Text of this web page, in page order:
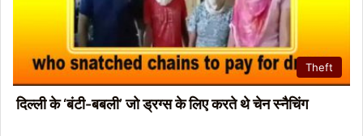
Theft
दिल्ली के ‘बंटी-बबली’ जो ड्रग्स के लिए करते थे चेन स्नैचिंग